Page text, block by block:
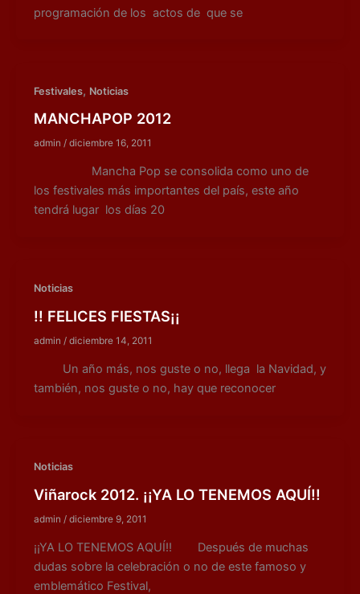
programación de los actos de que se
Festivales, Noticias
MANCHAPOP 2012
admin / diciembre 16, 2011
Mancha Pop se consolida como uno de
los festivales más importantes del país, este año
tendrá lugar los días 20
Noticias
!! FELICES FIESTAS¡¡
admin / diciembre 14, 2011
Un año más, nos guste o no, llega la Navidad, y
también, nos guste o no, hay que reconocer
Noticias
Viñarock 2012. ¡¡YA LO TENEMOS AQUÍ!!
admin / diciembre 9, 2011
¡¡YA LO TENEMOS AQUÍ!! Después de muchas
dudas sobre la celebración o no de este famoso y
emblemático Festival,